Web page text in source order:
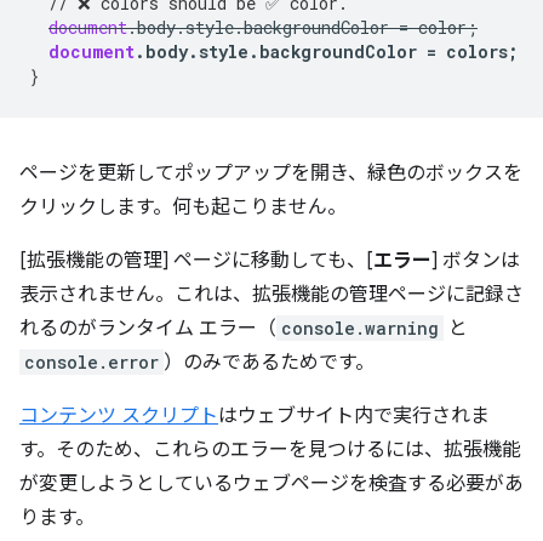
document.body.style.backgroundColor = color;
document. body. style . backgroundColor = colors;
}
ページを更新してポップアップを開き、緑色のボックスを
クリックします。何も起こりません。
[拡張機能の管理] ページに移動しても、[エラー] ボタンは
表示されません。これは、拡張機能の管理ページに記録さ
れるのがランタイム エラー（ console.warning と
console.error ）のみであるためです。
コンテンツ スクリプトはウェブサイト内で実行されま
す。そのため、これらのエラーを見つけるには、拡張機能
が変更しようとしているウェブページを検査する必要があ
ります。